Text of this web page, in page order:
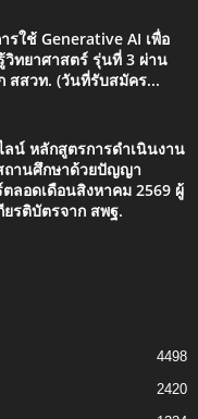
ใช้ Generative AI เพื่อ
วิทยาศาสตร์ รุ่นที่ 3 ผ่าน
สสวท. (วันที่รับสมัคร...
น์ หลักสูตรการดำเนินงาน
านศึกษาด้วยปัญญา
ลอดเดือนสิงหาคม 2569 ผู้
ยรติบัตรจาก สพฐ.
4498
2420